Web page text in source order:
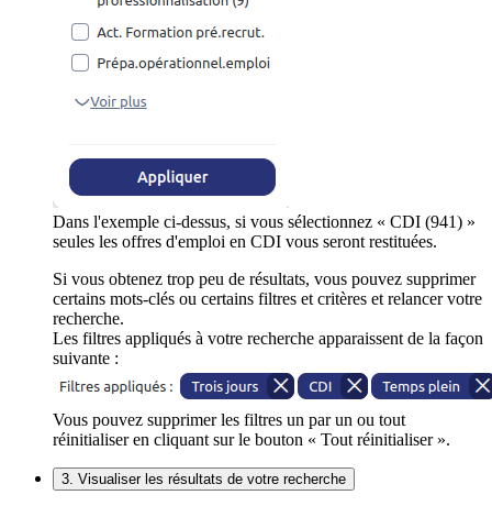
Dans l'exemple ci-dessus, si vous sélectionnez « CDI (941) »
seules les offres d'emploi en CDI vous seront restituées.
Si vous obtenez trop peu de résultats, vous pouvez supprimer
certains mots-clés ou certains filtres et critères et relancer votre
recherche.
Les filtres appliqués à votre recherche apparaissent de la façon
suivante :
Vous pouvez supprimer les filtres un par un ou tout
réinitialiser en cliquant sur le bouton « Tout réinitialiser ».
3. Visualiser les résultats de votre recherche